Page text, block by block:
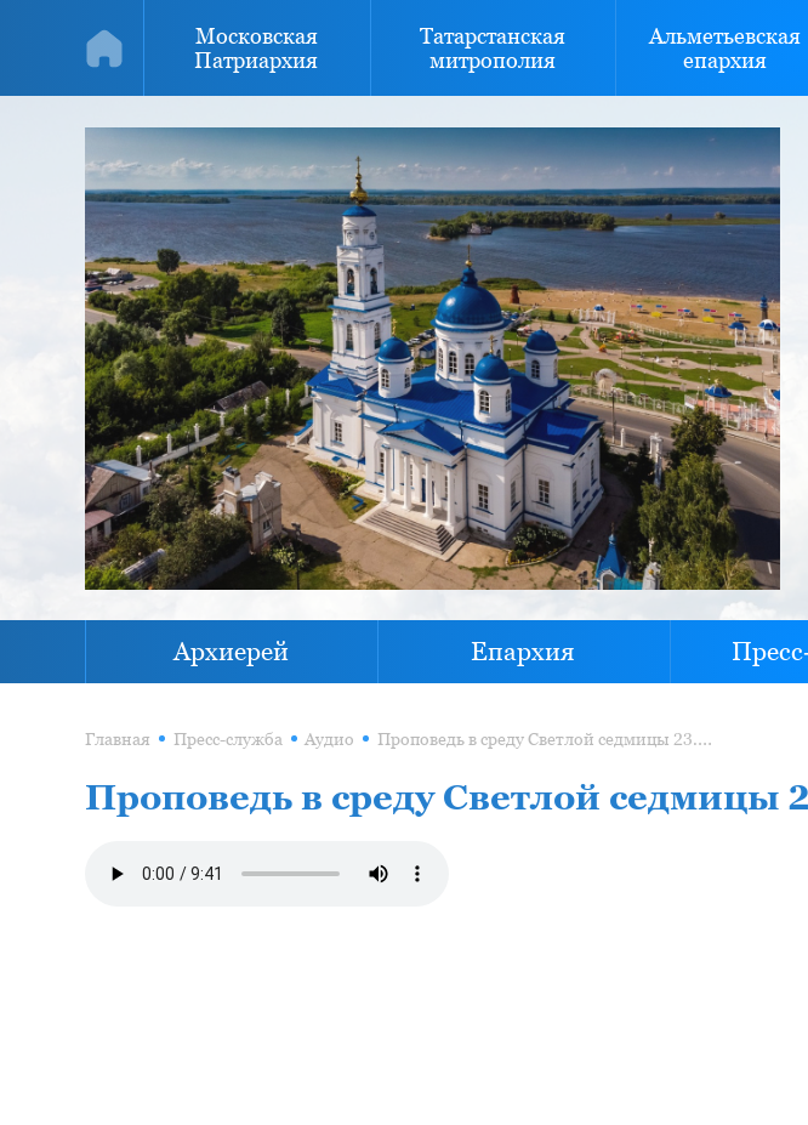
Московская
Патриархия
Татарстанская
митрополия
Альметьевская
епархия
Архиерей Епархия
Главная Пресс-служба Аудио Проповедь в среду Светлой седмицы 23.04.2025 г.
Проповедь в среду Светлой седмицы